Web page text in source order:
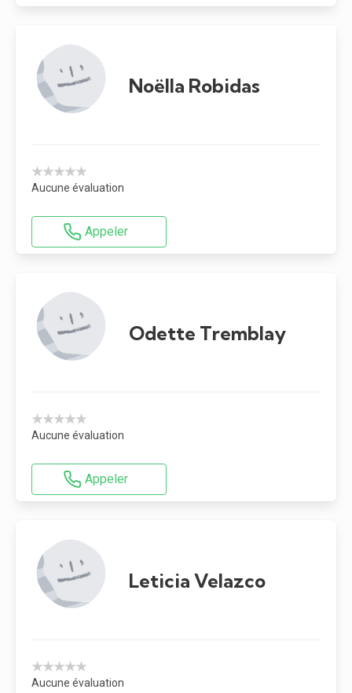
Noëlla Robidas
★★★★★
Aucune évaluation
Appeler
Odette Tremblay
★★★★★
Aucune évaluation
Appeler
Leticia Velazco
★★★★★
Aucune évaluation